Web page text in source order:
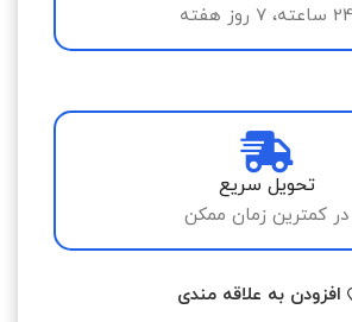
24 ساعته، 7 روز هفته
تحویل سریع
در کمترین زمان ممکن
افزودن به علاقه مندی